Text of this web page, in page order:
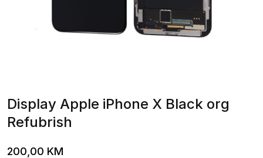
Display Apple iPhone X Black org
Refubrish
200,00 KM